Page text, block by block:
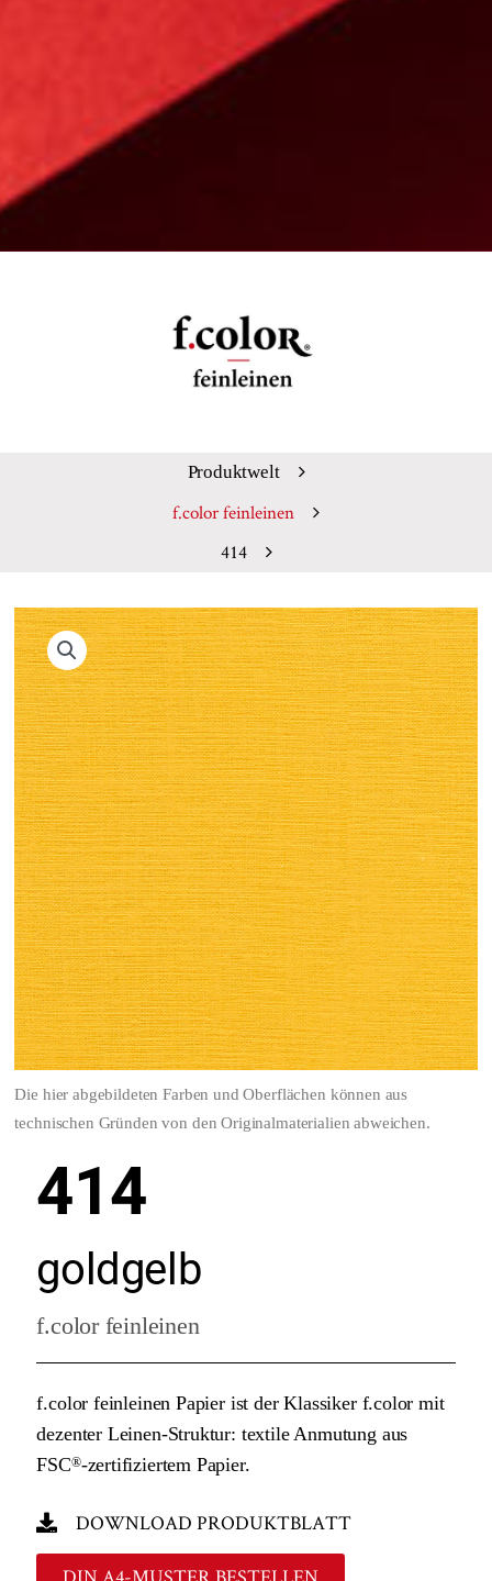
Produktwelt
f.color feinleinen
414
Die hier abgebildeten Farben und Oberflächen können aus
technischen Gründen von den Originalmaterialien abweichen.
414
goldgelb
f.color feinleinen
f.color feinleinen Papier ist der Klassiker f.color mit
dezenter Leinen-Struktur: textile Anmutung aus
FSC®-zertifiziertem Papier.
DOWNLOAD PRODUKTBLATT